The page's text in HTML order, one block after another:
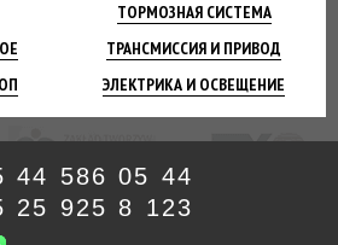
ТОРМОЗНАЯСИСТЕМА
ТРАНСМИССИЯ И ПРИВОД
ЭЛЕКТРИКА И ОСВЕЩЕНИЕ
44 586 05 44
25 925 8 123